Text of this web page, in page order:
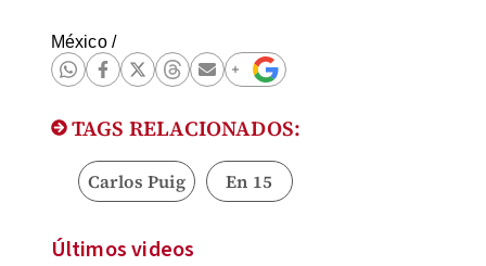
México/
TAGS RELACIONADOS:
Carlos Puig En 15
Últimos videos